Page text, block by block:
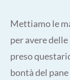
Mettiamo le
per avere
preso
bontà del